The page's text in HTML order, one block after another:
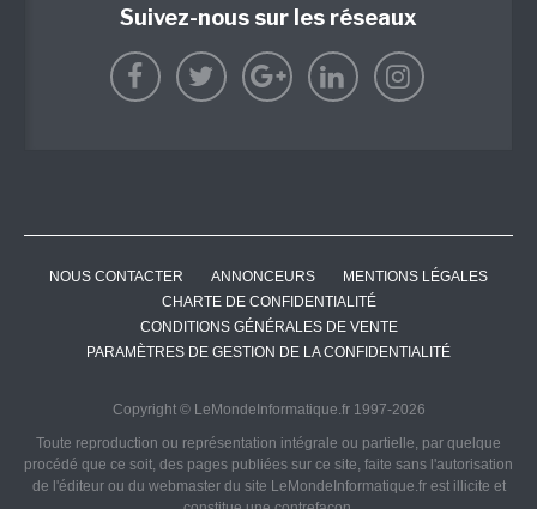
Suivez-nous sur les réseaux
NOUS CONTACTER ANNONCEURS
MENTIONS LÉGALES
CHARTE DE CONFIDENTIALITÉ
CONDITIONS GÉNÉRALES DE VENTE
PARAMÈTRES DE GESTION DE LA CONFIDENTIALITÉ
Copyright © LeMondeInformatique.fr 1997-2026
Toute reproduction ou représentation intégrale ou partielle, par quelque
procédé que ce soit, des pages publiées sur ce site, faite sans l'autorisation
de l'éditeur ou du webmaster du site LeMondeInformatique.fr est illicite et